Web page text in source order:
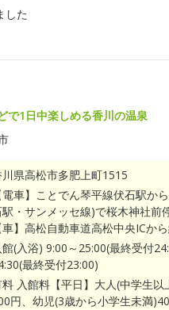
した
で1日中楽しめる香川の温泉
川県高松市多肥上町1515
電車】ことでん琴平線伏石駅か
駅・サンメッセ線)で桜木神社前
車】高松自動車道高松中央ICか
館(入浴) 9:00～25:00(最終受付
最終受付23:00)
料 入館料【平日】大人(中学生以
円、幼児(3歳から小学生未満